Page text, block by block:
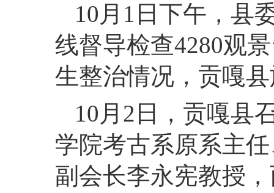
10月1日下午，县
线督导检查4280观
生整治情况，贡嘎
10月2日，贡嘎县
学院考古系原系主
副会长李永宪教授